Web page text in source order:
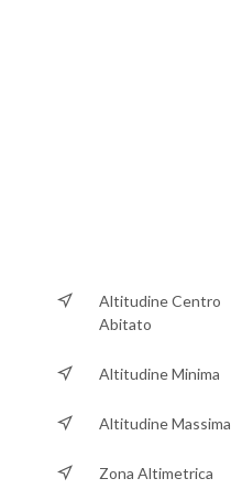
Altitudine Centro
Abitato
Altitudine Minima
Altitudine Massima
Zona Altimetrica